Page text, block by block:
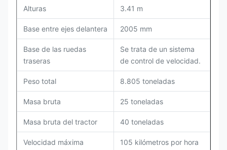
Alturas 3.41 m
Base entre ejes delantera 2005 mm
Base de las ruedas
traseras
Se trata de un sistema
de control de velocidad.
Peso total 8.805 toneladas
Masa bruta 25 toneladas
Masa bruta del tractor 40 toneladas
Velocidad máxima 105 kilómetros por hora